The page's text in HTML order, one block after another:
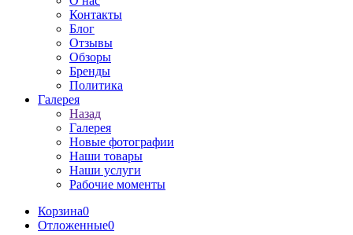
Контакты
Блог
Отзывы
Обзоры
Бренды
Политика
Галерея
Назад
Галерея
Новые фотографии
Наши товары
Наши услуги
Рабочие моменты
Корзина0
Отложенные0